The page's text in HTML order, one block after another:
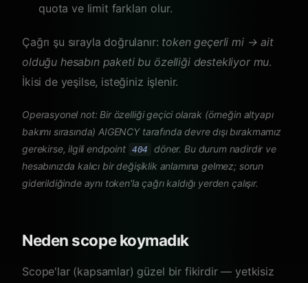
quota ve limit farkları olur.
Çağrı şu sırayla doğrulanır: token geçerli mi → ait
olduğu hesabın paketi bu özelliği destekliyor mu.
İkisi de yeşilse, isteğiniz işlenir.
Operasyonel not: Bir özelliği geçici olarak (örneğin altyapı
bakımı sırasında) AIGENCY tarafında devre dışı bırakmamız
gerekirse, ilgili endpoint 404
döner. Bu durum nadirdir ve
hesabınızda kalıcı bir değişiklik anlamına gelmez; sorun
giderildiğinde aynı token'la çağrı kaldığı yerden çalışır.
Neden scope koymadık
Scope'lar (kapsamlar) güzel bir fikirdir — yetkisiz